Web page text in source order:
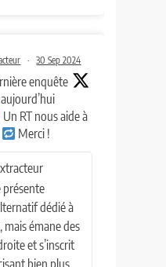
· 30 Sep 2024
enquête
Un RT nous aide à
Merci !
présente
dédié à
mais émane des
et s’inscrit
bien plus